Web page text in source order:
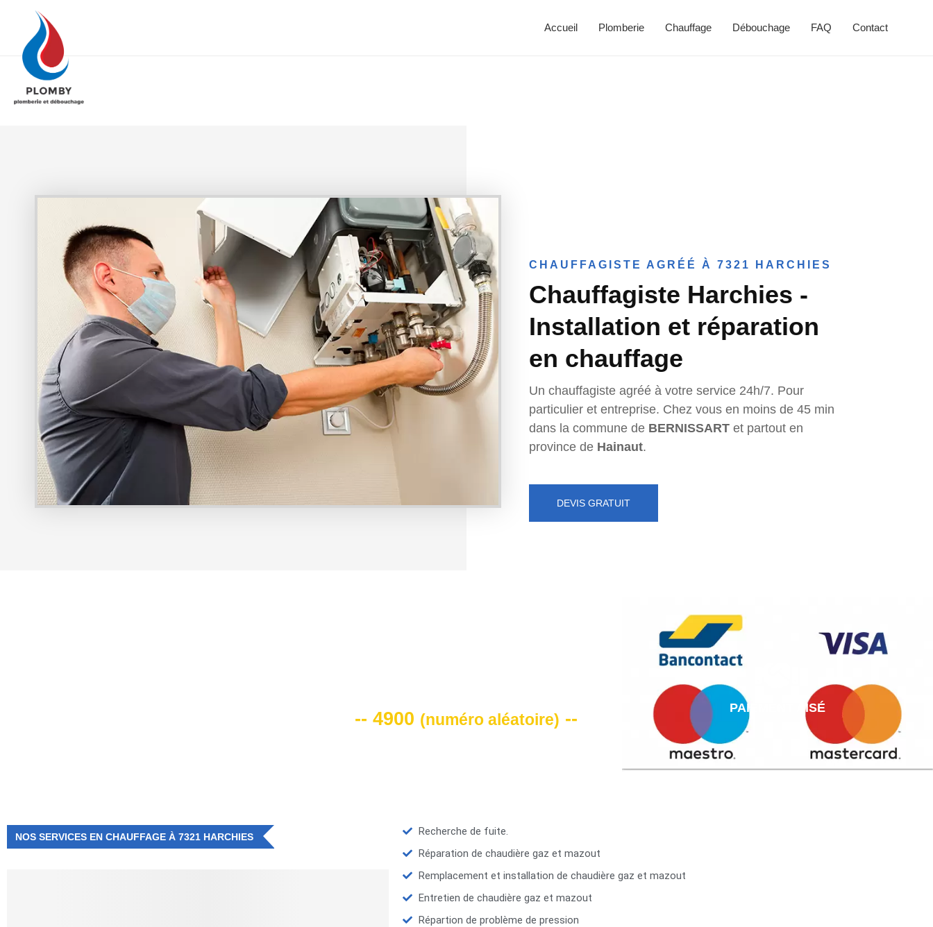
Accueil Plomberie Chauffage Débouchage FAQ Contact
CHAUFFAGISTE AGRÉÉ À 7321 HARCHIES
Chauffagiste Harchies -
Installation et réparation
en chauffage
Un chauffagiste agréé à votre service 24h/7. Pour
particulier et entreprise. Chez vous en moins de 45 min
dans la commune de BERNISSART et partout en
province de Hainaut.
DEVIS GRATUIT
-- 4900 (numéro aléatoire) --
PAIEMENT AISÉ
NOS SERVICES EN CHAUFFAGE À 7321 HARCHIES
Recherche de fuite.
Réparation de chaudière gaz et mazout
Remplacement et installation de chaudière gaz et mazout
Entretien de chaudière gaz et mazout
Répartion de problème de pression